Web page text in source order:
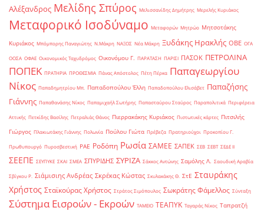
Αλέξανδρος Μελίδης Σπύρος Μελισσανίδης Δημήτρης Μερελής Κυριάκος
Μεταφορικό Ισοδύναμο Μεταφορών Μητρώο Μητσοτάκης
Κυριάκος Μπόμπορης Παναγιώτης Ν.Μάκρη ΝΑΞΟΣ Νέα Μάκρη Ξυδάκης Ηρακλής ΟΒΕ ΟΓΑ
ΟΟΣΑ ΟΦΑΕ Οικονομικός Ταχυδρόμος Οικονόμου Γ. ΠΑΡΑΤΑΣΗ ΠΑΡΙΣΙ ΠΑΣΟΚ ΠΕΤΡΟΛΙΝΑ
ΠΟΠΕΚ ΠΡΑΤΗΡΙΑ ΠΡΟΘΕΣΜΙΑ Πάνας Απόστολος Πέτη Πέρκα Παπαγεωργίου
Νίκος Παπαδημητρίου Μπ. Παπαδοπούλου Έλλη Παπαδοπούλου Ελισάβετ Παπαζήσης
Γιάννης Παπαθανάσης Νίκος Παπαμιχαήλ Σωτήρης Παπασταύρου Σταύρος Παραπολιτικά Περιφέρεια
Αττικής Πετκίδης Βασίλης Πετραλιάς Θάνος Πιερρακάκης Κυριάκος Πιστωτικές κάρτες Πιτσιλής
Γιώργος Πλακιωτάκης Γιάννης Πολωνία Πούλου Γιώτα Πρέβεζα Πρατηριούχοι Προκοπίου Γ.
Πρωθυπουργό Πυροσβεστική ΡΑΕ Ροδόπη Ρωσία ΣΑΜΕΕ ΣΑΠΕΚ ΣΕΒ ΣΕΒΤ ΣΕΔΕ ΙΙ
ΣΕΕΠΕ ΣΕΥΠΥΚΕ ΣΚΑΙ ΣΜΕΑ ΣΠΥΡΙΔΗΣ ΣΥΡΙΖΑ Σάκκος Αντώνης Σαμόλης Λ. Σαουδική Αραβία
Σβίγκου Ρ. Σιάμισιης Ανδρέας Σκρέκας Κώστας Σκυλακάκης Θ. ΣτΕ Σταυράκης
Χρήστος Σταϊκούρας Χρήστος Στράτος Σιμόπουλος Σωκράτης Φάμελλος Σύνταξη
Σύστημα Εισροών - Εκροών ΤΑΜΕΙΟ ΤΕΑΠΥΚ Ταγαράς Νίκος Ταπρατζή